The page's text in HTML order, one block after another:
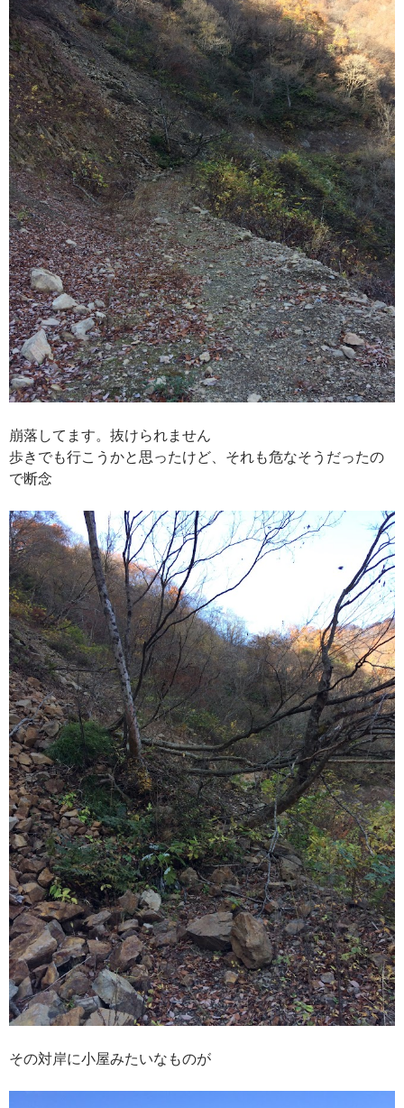
崩落してます。抜けられません
歩きでも行こうかと思ったけど、それも危なそうだったの
で断念
その対岸に小屋みたいなものが